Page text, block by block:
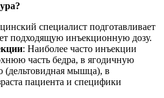
специалист подготавливает
подходящую инъекционную дозу.
: Наиболее часто инъекции
часть бедра, в ягодичную
мышца), в
пациента и специфики